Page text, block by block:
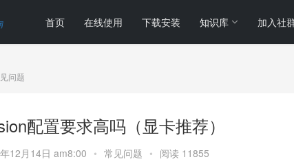
首页 在线使用 下载安装 知识库 加入社
问题
配置要求高吗（显卡推荐）
12月14日 am8:00 • 常见问题 • 阅读 11855